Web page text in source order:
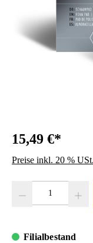
15,49 €*
Preise inkl. 20 %
Filialbestand